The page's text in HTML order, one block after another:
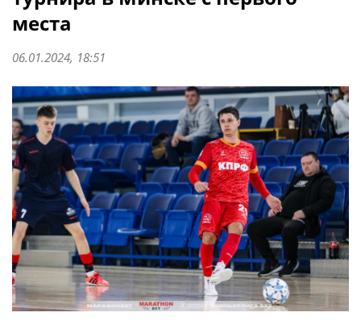
места
06.01.2024, 18:51